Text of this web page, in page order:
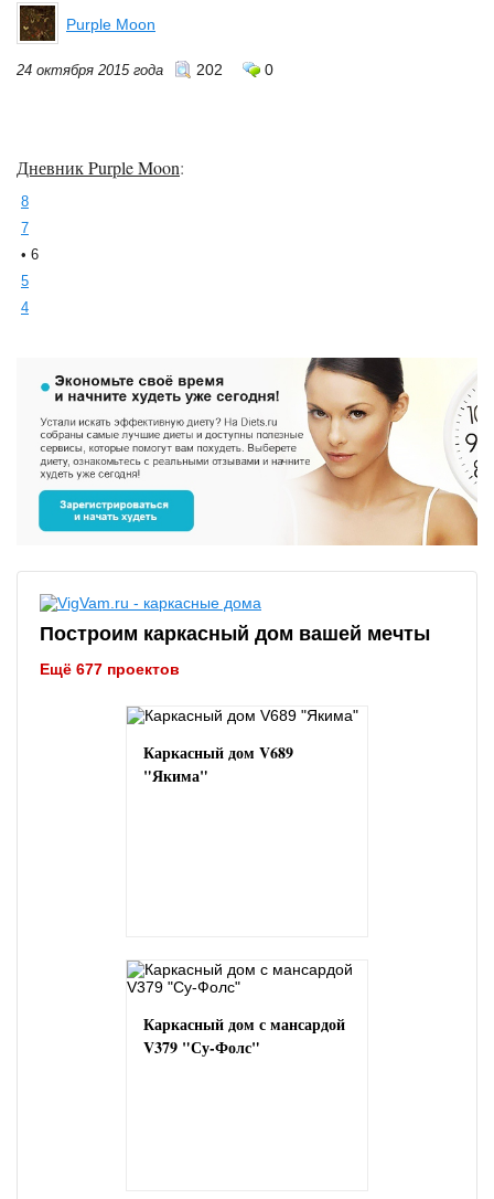
Purple Moon
24 октября 2015 года 202 0
Дневник Purple Moon:
8
7
• 6
5
4
Построим каркасный дом вашей мечты
Ещё 677 проектов
Каркасный дом V689
"Якима"
Каркасный дом с мансардой
V379 "Су-Фолс"